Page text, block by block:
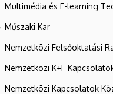
Multimédia és E-learning
Műszaki Kar
Nemzetközi Felsőoktatási
Nemzetközi K+F
Nemzetközi Kapcsolatok